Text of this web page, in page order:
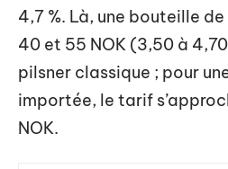
4,7 %. Là, une bouteille
40 et 55 NOK (3,50 à
pilsner classique ; pour
importée, le tarif
NOK.